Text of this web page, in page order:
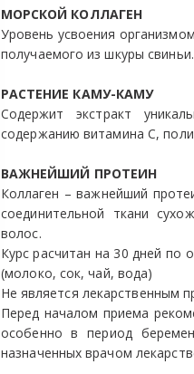
МОРСКОЙ КОЛЛАГЕН
Уровень усвоения
получаемого из шкуры свиньи.
РАСТЕНИЕ КАМУ-КАМУ
Содержит экстракт
содержанию витамина С,
ВАЖНЕЙШИЙ ПРОТЕИН
Коллаген – важнейший
соединительной ткани
волос.
Курс расчитан на 30 дней по
(молоко, сок, чай, вода)
Не является лекарственным
Перед началом приема
особенно в период
назначенных врачом